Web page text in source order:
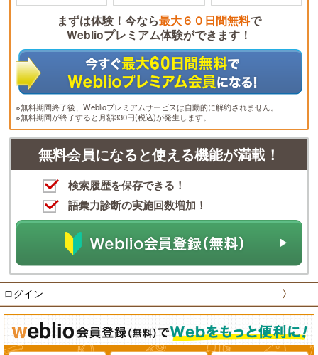
まずは体験！今なら最大６０日間無料で
Weblioプレミアム体験ができます！
※無料期間終了後、Weblioプレミアムサービスは自動的に解約されません。
※無料期間が終了すると月額330円(税込)が発生します。
無料会員になると使える機能が満載！
検索履歴を保存できる！
語彙力診断の実施回数増加！
ログイン 〉